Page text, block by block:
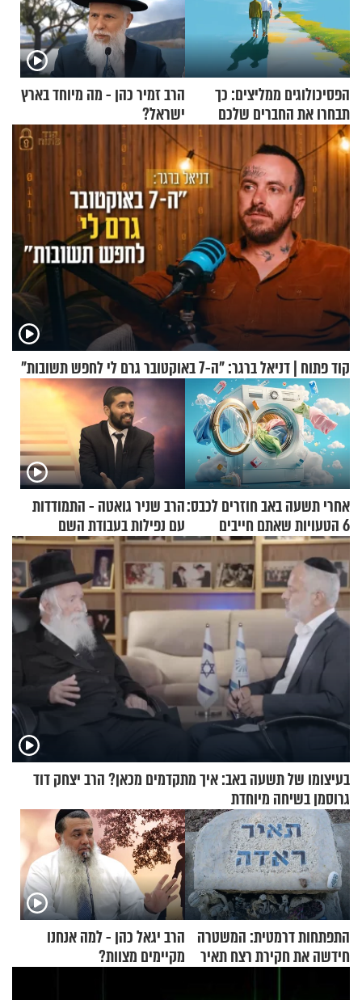
הפסיכולוגים ממליצים: כך
תבחרו את החברים שלכם
בחיים
הרב זמיר כהן - מה מיוחד בארץ
ישראל?
קוד פתוח | דניאל ברגר: "ה-7 באוקטובר גרם לי לחפש תשובות"
אחרי תשעה באב חוזרים לכבס:
6 הטעויות שאתם חייבים
להפסיק לעשות
הרב שניר גואטה - התמודדות
עם נפילות בעבודת השם
בעיצומו של תשעה באב: איך מתקדמים מכאן? הרב יצחק דוד
גרוסמן בשיחה מיוחדת
התפתחות דרמטית: המשטרה
חידשה את חקירת רצח תאיר
הרב יגאל כהן - למה אנחנו
מקיימים מצוות?